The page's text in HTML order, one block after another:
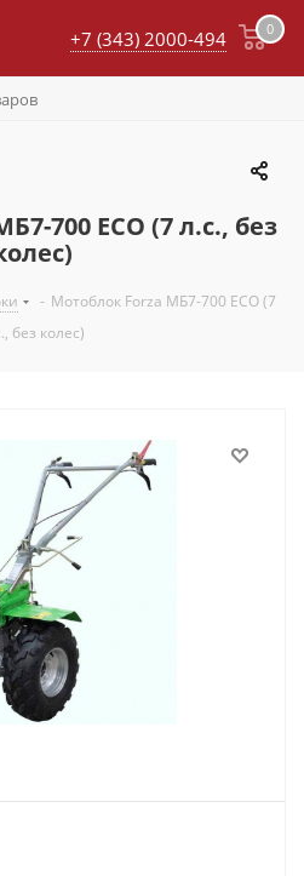
0
+7 (343) 2000-494
700 ECO (7 л.с., без
- Мотоблок Forza МБ7-700 ECO (7
без колес)